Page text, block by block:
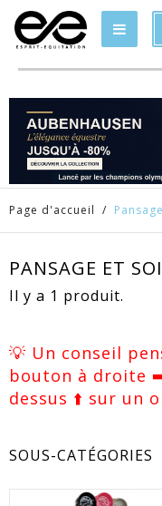
Page d'accueil /
PANSAGE ET
Il y a 1 produit.
💡 Un conseil
bouton à droite
dessus ⬆️ sur un
SOUS-CATÉGORIES
Produit
Produit